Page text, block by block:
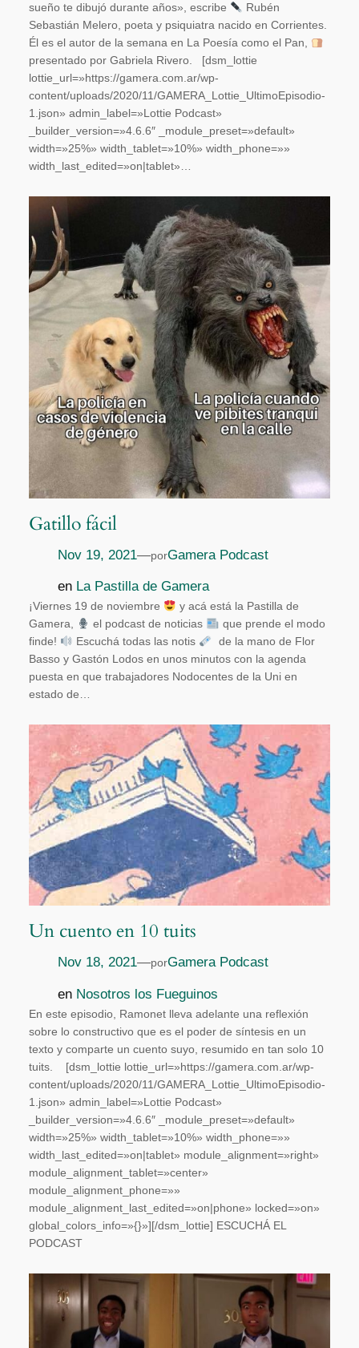
sueño te dibujó durante años», escribe
Rubén
Sebastián Melero, poeta y psiquiatra nacido en Corrientes.
Él es el autor de la semana en La Poesía como el Pan,
presentado por Gabriela Rivero. [dsm_lottie
lottie_url=»https://gamera.com.ar/wp-
content/uploads/2020/11/GAMERA_Lottie_UltimoEpisodio-
1.json» admin_label=»Lottie Podcast»
_builder_version=»4.6.6″ _module_preset=»default»
width=»25%» width_tablet=»10%» width_phone=»»
width_last_edited=»on|tablet»…
Gatillo fácil
Nov 19, 2021—porGamera Podcast
en La Pastilla de Gamera
¡Viernes 19 de noviembre
y acá está la Pastilla de
Gamera,
el podcast de noticias
que prende el modo
finde!
Escuchá todas las notis
de la mano de Flor
Basso y Gastón Lodos en unos minutos con la agenda
puesta en que trabajadores Nodocentes de la Uni en
estado de…
Un cuento en 10 tuits
Nov 18, 2021—porGamera Podcast
en Nosotros los Fueguinos
En este episodio, Ramonet lleva adelante una reflexión
sobre lo constructivo que es el poder de síntesis en un
texto y comparte un cuento suyo, resumido en tan solo 10
tuits. [dsm_lottie lottie_url=»https://gamera.com.ar/wp-
content/uploads/2020/11/GAMERA_Lottie_UltimoEpisodio-
1.json» admin_label=»Lottie Podcast»
_builder_version=»4.6.6″ _module_preset=»default»
width=»25%» width_tablet=»10%» width_phone=»»
width_last_edited=»on|tablet» module_alignment=»right»
module_alignment_tablet=»center»
module_alignment_phone=»»
module_alignment_last_edited=»on|phone» locked=»on»
global_colors_info=»{}»][/dsm_lottie] ESCUCHÁ EL
PODCAST